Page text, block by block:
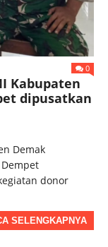
0
Kabupaten
dipusatkan
Demak
donor
SELENGKAPNYA